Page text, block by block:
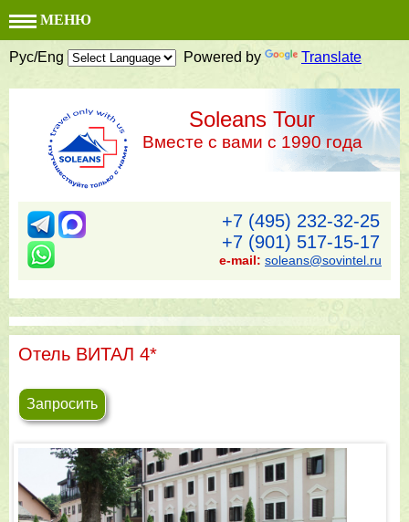
МЕНЮ
Рус/Eng Powered by Translate
Soleans Tour
Вместе с вами с 1990 года
+7 (495) 232-32-25
+7 (901) 517-15-17
e-mail: soleans@sovintel.ru
Отель ВИТАЛ 4*
Запросить